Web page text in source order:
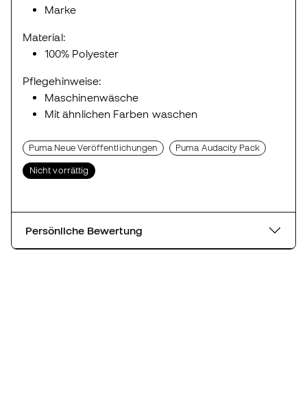
Marke
Material:
100% Polyester
Pflegehinweise:
Maschinenwäsche
Mit ähnlichen Farben waschen
Puma Neue Veröffentlichungen Puma Audacity Pack
Nicht vorrättig
Persönliche Bewertung